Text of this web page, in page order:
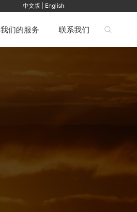
中文版 | English

我们的服务 联系我们